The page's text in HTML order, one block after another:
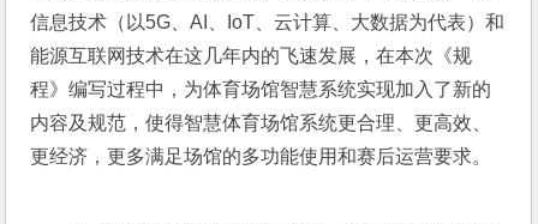
信息技术（以5G、AI、IoT、云计算、大数据为代表）和
能源互联网技术在这几年内的飞速发展，在本次《规
程》编写过程中，为体育场馆智慧系统实现加入了新的
内容及规范，使得智慧体育场馆系统更合理、更高效、
更经济，更多满足场馆的多功能使用和赛后运营要求。